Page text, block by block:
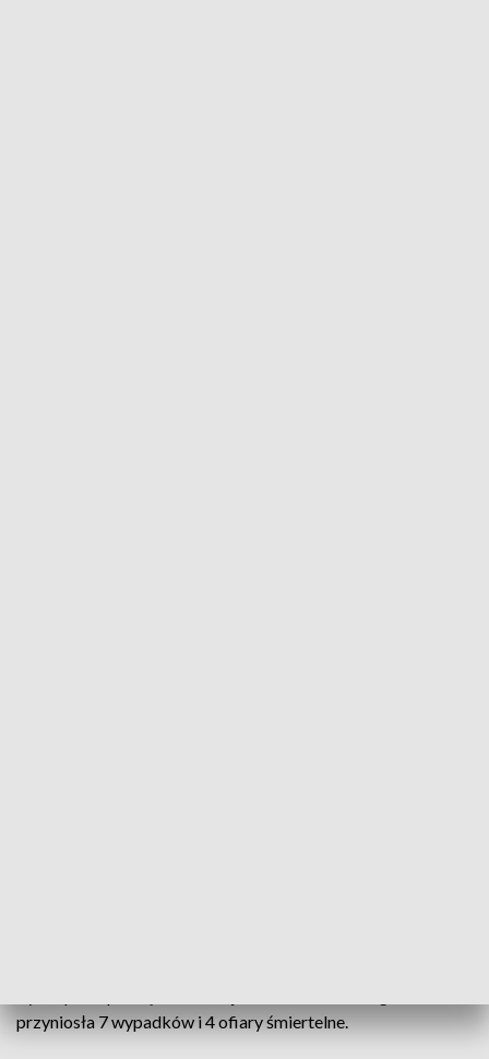
przyniosła 7 wypadków i 4 ofiary śmiertelne.